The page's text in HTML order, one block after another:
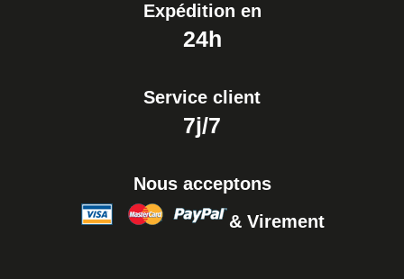
Expédition en
24h
Service client
7j/7
Nous acceptons
& Virement